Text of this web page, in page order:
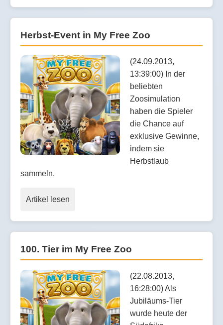
Herbst-Event in My Free Zoo
(24.09.2013,
13:39:00) In der
beliebten
Zoosimulation
haben die Spieler
die Chance auf
exklusive Gewinne,
indem sie
Herbstlaub
sammeln.
Artikel lesen
100. Tier im My Free Zoo
(22.08.2013,
16:28:00) Als
Jubiläums-Tier
wurde heute der